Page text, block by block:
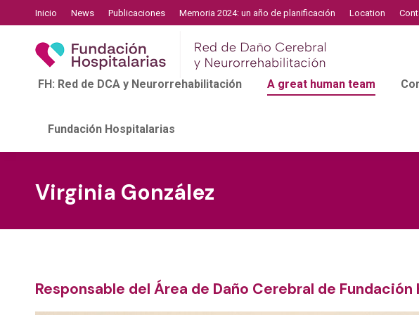
Inicio News Publicaciones Memoria 2024: un año de planificación Location
FH: Red de DCA y Neurorrehabilitación A great human team
Fundación Hospitalarias
Virginia González
Responsable del Área de Daño Cerebral de